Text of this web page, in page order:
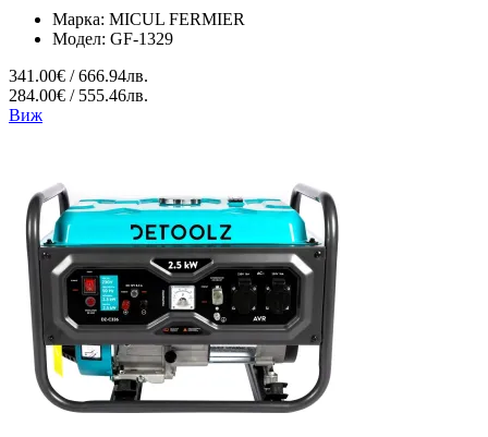
Марка: MICUL FERMIER
Модел: GF-1329
341.00€ / 666.94лв.
284.00€ / 555.46лв.
Виж